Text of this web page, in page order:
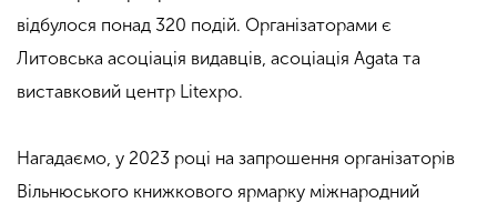
відбулося понад 320 подій. Організаторами є
Литовська асоціація видавців, асоціація Agata та
виставковий центр Litexpo.
Нагадаємо, у 2023 році на запрошення організаторів
Вільнюського книжкового ярмарку міжнародний